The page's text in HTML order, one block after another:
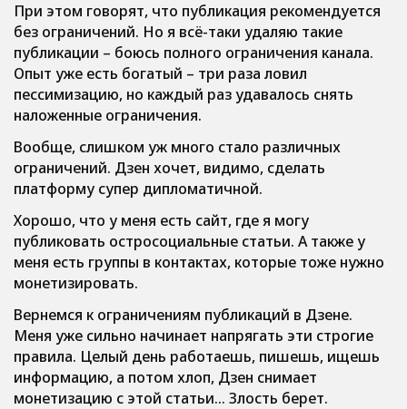
При этом говорят, что публикация рекомендуется
без ограничений. Но я всё-таки удаляю такие
публикации – боюсь полного ограничения канала.
Опыт уже есть богатый – три раза ловил
пессимизацию, но каждый раз удавалось снять
наложенные ограничения.
Вообще, слишком уж много стало различных
ограничений. Дзен хочет, видимо, сделать
платформу супер дипломатичной.
Хорошо, что у меня есть сайт, где я могу
публиковать остросоциальные статьи. А также у
меня есть группы в контактах, которые тоже нужно
монетизировать.
Вернемся к ограничениям публикаций в Дзене.
Меня уже сильно начинает напрягать эти строгие
правила. Целый день работаешь, пишешь, ищешь
информацию, а потом хлоп, Дзен снимает
монетизацию с этой статьи… Злость берет.